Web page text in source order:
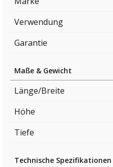
Verwendung
Garantie
Maße & Gewicht
Länge/Breite
Höhe
Tiefe
Technische Spezifikationen